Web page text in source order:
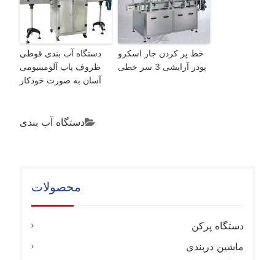
خط پر کردن جار اسکرو
پودر آرایشی 3 سر خطی
دستگاه آب بندی قوطی
ظروف پاپ آلومینیومی
آسان به صورت خودکار
دستگاه آب بندی
محصولات
دستگاه پرکن
ماشین دربندی